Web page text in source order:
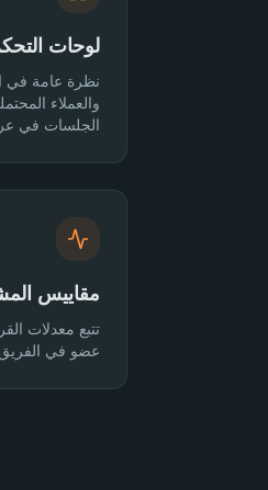
لوحات
نظرة عامة في
والعملاء
الجلسات في
مقاييس
تتبع معدلات
عضو في الفريق